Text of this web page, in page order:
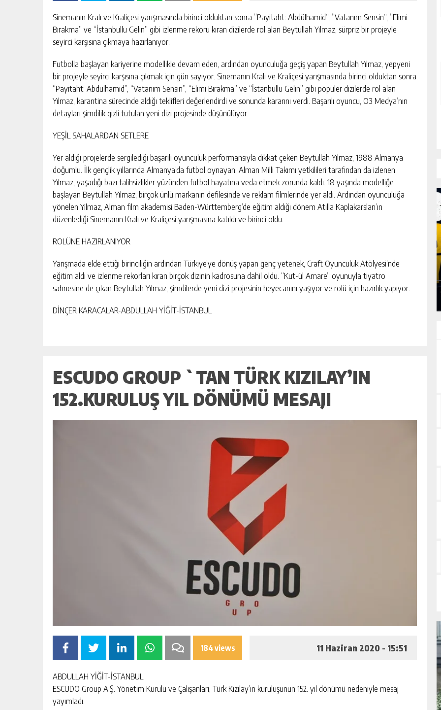
Sinemanın Kralı ve Kraliçesi yarışmasında birinci olduktan sonra “Payitaht: Abdülhamid”, “Vatanım Sensin”, “Elimi
Bırakma” ve “İstanbullu Gelin” gibi izlenme rekoru kıran dizilerde rol alan Beytullah Yılmaz, sürpriz bir projeyle
seyirci karşısına çıkmaya hazırlanıyor.
Futbolla başlayan kariyerine modellikle devam eden, ardından oyunculuğa geçiş yapan Beytullah Yılmaz, yepyeni
bir projeyle seyirci karşısına çıkmak için gün sayıyor. Sinemanın Kralı ve Kraliçesi yarışmasında birinci olduktan sonra
“Payitaht: Abdülhamid”, “Vatanım Sensin”, “Elimi Bırakma” ve “İstanbullu Gelin” gibi popüler dizilerde rol alan
Yılmaz, karantina sürecinde aldığı teklifleri değerlendirdi ve sonunda kararını verdi. Başarılı oyuncu, O3 Medya’nın
detayları şimdilik gizli tutulan yeni dizi projesinde düşünülüyor.
YEŞİL SAHALARDAN SETLERE
Yer aldığı projelerde sergilediği başarılı oyunculuk performansıyla dikkat çeken Beytullah Yılmaz, 1988 Almanya
doğumlu. İlk gençlik yıllarında Almanya’da futbol oynayan, Alman Milli Takımı yetkilileri tarafından da izlenen
Yılmaz, yaşadığı bazı talihsizlikler yüzünden futbol hayatına veda etmek zorunda kaldı. 18 yaşında modelliğe
başlayan Beytullah Yılmaz, birçok ünlü markanın defilesinde ve reklam filmlerinde yer aldı. Ardından oyunculuğa
yönelen Yılmaz, Alman film akademisi Baden-Württemberg’de eğitim aldığı dönem Atilla Kaplakarslan’ın
düzenlediği Sinemanın Kralı ve Kraliçesi yarışmasına katıldı ve birinci oldu.
ROLÜNE HAZIRLANIYOR
Yarışmada elde ettiği birinciliğin ardından Türkiye’ye dönüş yapan genç yetenek, Craft Oyunculuk Atölyesi’nde
eğitim aldı ve izlenme rekorları kıran birçok dizinin kadrosuna dahil oldu. “Kut-ül Amare” oyunuyla tiyatro
sahnesine de çıkan Beytullah Yılmaz, şimdilerde yeni dizi projesinin heyecanını yaşıyor ve rolü için hazırlık yapıyor.
DİNÇER KARACALAR-ABDULLAH YİĞİT-İSTANBUL
ESCUDO GROUP `TAN TÜRK KIZILAY’IN
152.KURULUŞ YIL DÖNÜMÜ MESAJI
184 views 11 Haziran 2020 - 15:51
ABDULLAH YİĞİT-İSTANBUL
ESCUDO Group A.Ş. Yönetim Kurulu ve Çalışanları, Türk Kızılay’ın kuruluşunun 152. yıl dönümü nedeniyle mesaj
yayımladı.
GÜNLÜK HABER AKIŞI
“ÇANAKKALE, BIR MILLETIN YENIDEN
DOĞUŞUDUR”
GÜNLÜK HABER AKIŞI
DAYANIŞMA ÖNE ÇIKTI